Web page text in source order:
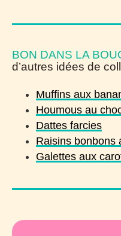
BON DANS LA
d’autres idées de
Muffins aux
Houmous au
Dattes farcies
Raisins bonbons
Galettes aux